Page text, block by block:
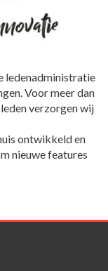
ledenadministratie
Voor meer dan
verzorgen wij
ontwikkeld en
nieuwe features